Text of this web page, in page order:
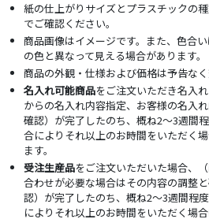
紙の仕上がりサイズとプラスチックの
でご確認ください。
商品画像はイメージです。また、色合
の色と異なって見える場合があります。
商品の外観・仕様および価格は予告な
名入れ可能商品をご注文いただき名入
からの名入れ内容指定、お客様の名入
確認）が完了したのち、概ね2～3週間
合によりそれ以上のお時間をいただく
ます。
受注生産品をご注文いただいた場合、
合わせが必要な場合はその内容の調整
認）が完了したのち、概ね2～3週間程
によりそれ以上のお時間をいただく場